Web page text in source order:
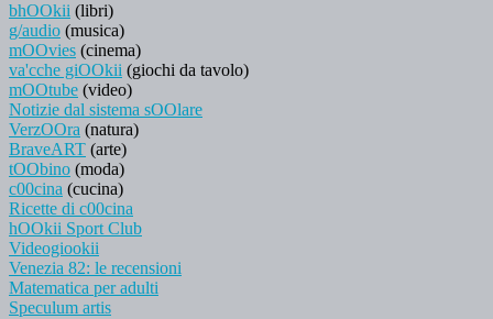
bhOOkii (libri)
g/audio (musica)
mOOvies (cinema)
va'cche giOOkii (giochi da tavolo)
mOOtube (video)
Notizie dal sistema sOOlare
VerzOOra (natura)
BraveART (arte)
tOObino (moda)
c00cina (cucina)
Ricette di c00cina
hOOkii Sport Club
Videogiookii
Venezia 82: le recensioni
Matematica per adulti
Speculum artis